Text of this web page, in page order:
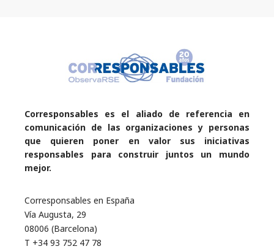
Corresponsables es el aliado de referencia en
comunicación de las organizaciones y personas
que quieren poner en valor sus iniciativas
responsables para construir juntos un mundo
mejor.
Corresponsables en España
Vía Augusta, 29
08006 (Barcelona)
T +34 93 752 47 78